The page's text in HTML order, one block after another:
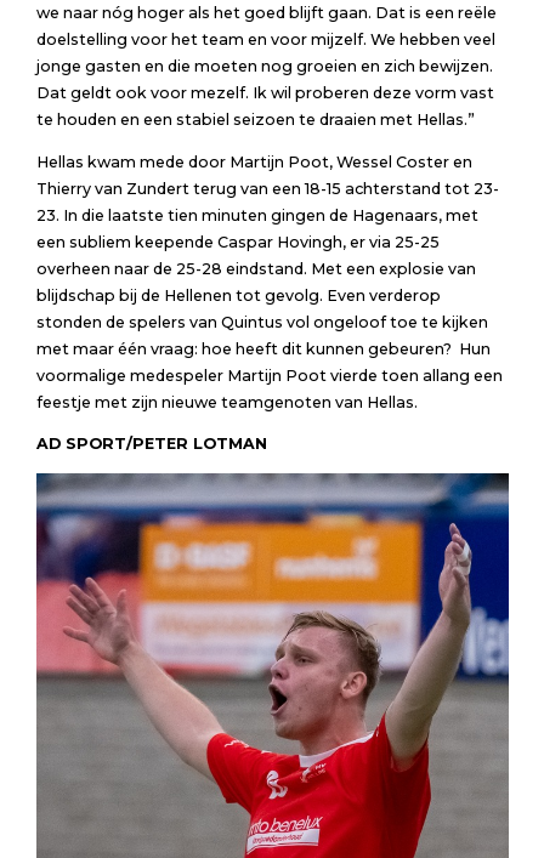
we naar nóg hoger als het goed blijft gaan. Dat is een reële
doelstelling voor het team en voor mijzelf. We hebben veel
jonge gasten en die moeten nog groeien en zich bewijzen.
Dat geldt ook voor mezelf. Ik wil proberen deze vorm vast
te houden en een stabiel seizoen te draaien met Hellas.”
Hellas kwam mede door Martijn Poot, Wessel Coster en
Thierry van Zundert terug van een 18-15 achterstand tot 23-
23. In die laatste tien minuten gingen de Hagenaars, met
een subliem keepende Caspar Hovingh, er via 25-25
overheen naar de 25-28 eindstand. Met een explosie van
blijdschap bij de Hellenen tot gevolg. Even verderop
stonden de spelers van Quintus vol ongeloof toe te kijken
met maar één vraag: hoe heeft dit kunnen gebeuren? Hun
voormalige medespeler Martijn Poot vierde toen allang een
feestje met zijn nieuwe teamgenoten van Hellas.
AD SPORT/PETER LOTMAN